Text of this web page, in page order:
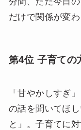
だけで関係が変
第4位 子育ての
「甘やかしすぎ
の話を聞いてほ
と」。子育てに